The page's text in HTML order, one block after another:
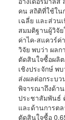
คน สถิติที่ใช้ใน
เฉลี่ย และส่วน
สมมติฐานผู้วิจั
ค่าไค-สแควร์ค่
วิจัย พบว่า ผลก
ตัดสินใจซื้อผลิ
เชิงประจักษ์ พ
ส่งผลต่อกระบ
พิจารณาถึงด้า
ประชาสัมพันธ์
และด้านการต
ตัดสินใจซื้อ